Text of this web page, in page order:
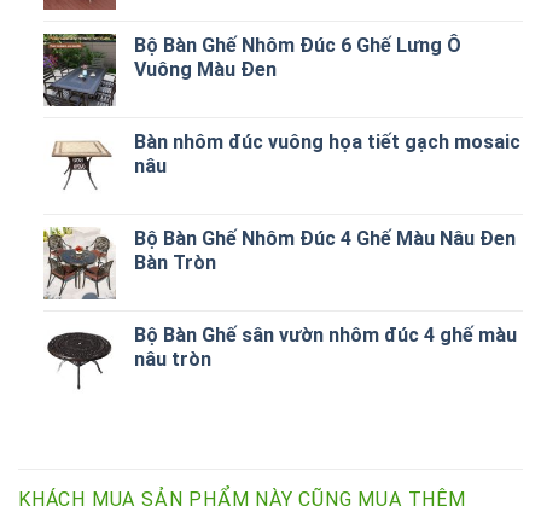
Bộ Bàn Ghế Nhôm Đúc 6 Ghế Lưng Ô
Vuông Màu Đen
Bàn nhôm đúc vuông họa tiết gạch mosaic
nâu
Bộ Bàn Ghế Nhôm Đúc 4 Ghế Màu Nâu Đen
Bàn Tròn
Bộ Bàn Ghế sân vườn nhôm đúc 4 ghế màu
nâu tròn
KHÁCH MUA SẢN PHẨM NÀY CŨNG MUA THÊM